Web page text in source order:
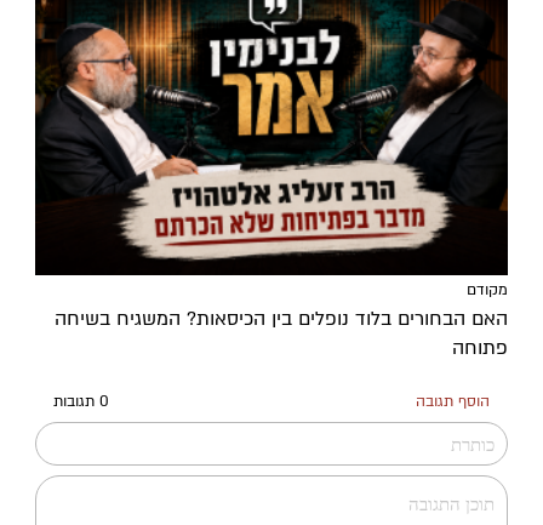
מקודם
האם הבחורים בלוד נופלים בין הכיסאות? המשגיח בשיחה
פתוחה
הוסף תגובה 0 תגובות